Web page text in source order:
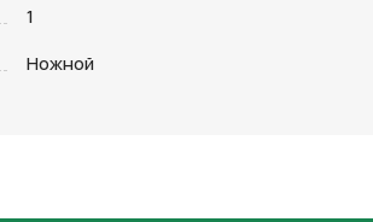
1
Ножной
персональных данных и соглашаетесь